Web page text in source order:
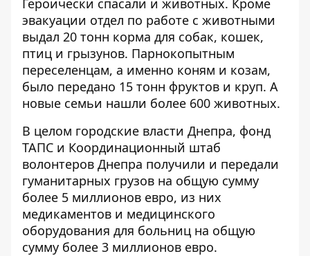
Героически спасали и животных. Кроме
эвакуации отдел по работе с животными
выдал 20 тонн корма для собак, кошек,
птиц и грызунов. Парнокопытным
переселенцам, а именно коням и козам,
было передано 15 тонн фруктов и круп. А
новые семьи нашли более 600 животных.
В целом городские власти Днепра, фонд
ТАПС и Координационный штаб
волонтеров Днепра получили и передали
гуманитарных грузов на общую сумму
более 5 миллионов евро, из них
медикаментов и медицинского
оборудования для больниц на общую
сумму более 3 миллионов евро.